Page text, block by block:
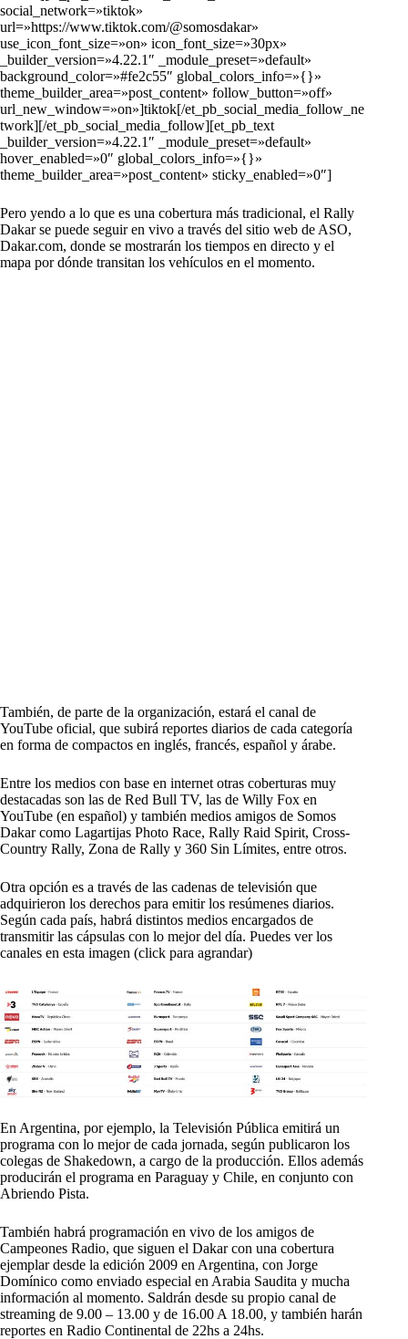
social_network=»tiktok»
url=»https://www.tiktok.com/@somosdakar»
use_icon_font_size=»on» icon_font_size=»30px»
_builder_version=»4.22.1″ _module_preset=»default»
background_color=»#fe2c55″ global_colors_info=»{}»
theme_builder_area=»post_content» follow_button=»off»
url_new_window=»on»]tiktok[/et_pb_social_media_follow_ne
twork][/et_pb_social_media_follow][et_pb_text
_builder_version=»4.22.1″ _module_preset=»default»
hover_enabled=»0″ global_colors_info=»{}»
theme_builder_area=»post_content» sticky_enabled=»0″]
Pero yendo a lo que es una cobertura más tradicional, el Rally
Dakar se puede seguir en vivo a través del sitio web de ASO,
Dakar.com, donde se mostrarán los tiempos en directo y el
mapa por dónde transitan los vehículos en el momento.
También, de parte de la organización, estará el canal de
YouTube oficial, que subirá reportes diarios de cada categoría
en forma de compactos en inglés, francés, español y árabe.
Entre los medios con base en internet otras coberturas muy
destacadas son las de Red Bull TV, las de Willy Fox en
YouTube (en español) y también medios amigos de Somos
Dakar como Lagartijas Photo Race, Rally Raid Spirit, Cross-
Country Rally, Zona de Rally y 360 Sin Límites, entre otros.
Otra opción es a través de las cadenas de televisión que
adquirieron los derechos para emitir los resúmenes diarios.
Según cada país, habrá distintos medios encargados de
transmitir las cápsulas con lo mejor del día. Puedes ver los
canales en esta imagen (click para agrandar)
En Argentina, por ejemplo, la Televisión Pública emitirá un
programa con lo mejor de cada jornada, según publicaron los
colegas de Shakedown, a cargo de la producción. Ellos además
producirán el programa en Paraguay y Chile, en conjunto con
Abriendo Pista.
También habrá programación en vivo de los amigos de
Campeones Radio, que siguen el Dakar con una cobertura
ejemplar desde la edición 2009 en Argentina, con Jorge
Domínico como enviado especial en Arabia Saudita y mucha
información al momento. Saldrán desde su propio canal de
streaming de 9.00 – 13.00 y de 16.00 A 18.00, y también harán
reportes en Radio Continental de 22hs a 24hs.